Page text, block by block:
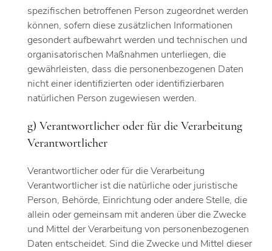
spezifischen betroffenen Person zugeordnet werden
können, sofern diese zusätzlichen Informationen
gesondert aufbewahrt werden und technischen und
organisatorischen Maßnahmen unterliegen, die
gewährleisten, dass die personenbezogenen Daten
nicht einer identifizierten oder identifizierbaren
natürlichen Person zugewiesen werden.
g) Verantwortlicher oder für die Verarbeitung
Verantwortlicher
Verantwortlicher oder für die Verarbeitung
Verantwortlicher ist die natürliche oder juristische
Person, Behörde, Einrichtung oder andere Stelle, die
allein oder gemeinsam mit anderen über die Zwecke
und Mittel der Verarbeitung von personenbezogenen
Daten entscheidet. Sind die Zwecke und Mittel dieser